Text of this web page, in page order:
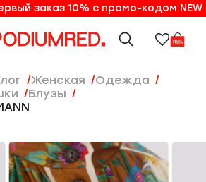
заказ по промо-коду NEW
заказ 10% с промо-кодом NEW
женская
Одежда
Блузы